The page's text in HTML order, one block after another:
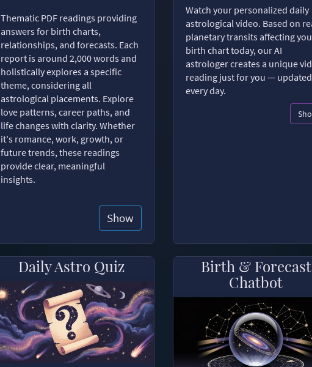
Thematic PDF readings providing
answers for birth charts,
relationships, and forecasts. Each
report is around 2,000 words and
holistically explores a specific
theme, considering all
astrological placements. Explore
love patterns, career paths, and
life changes with clarity. Whether
it's romance, work, growth, or
future trends, these readings
provide clear, meaningful
insights.
Show
Watch your personalized daily
astrological video. Based on
planetary transits affecting
birth chart today, our AI
astrologer creates a unique
reading just for you — updated
every day.
Daily Astro Quiz
Birth & Forecast
Chatbot